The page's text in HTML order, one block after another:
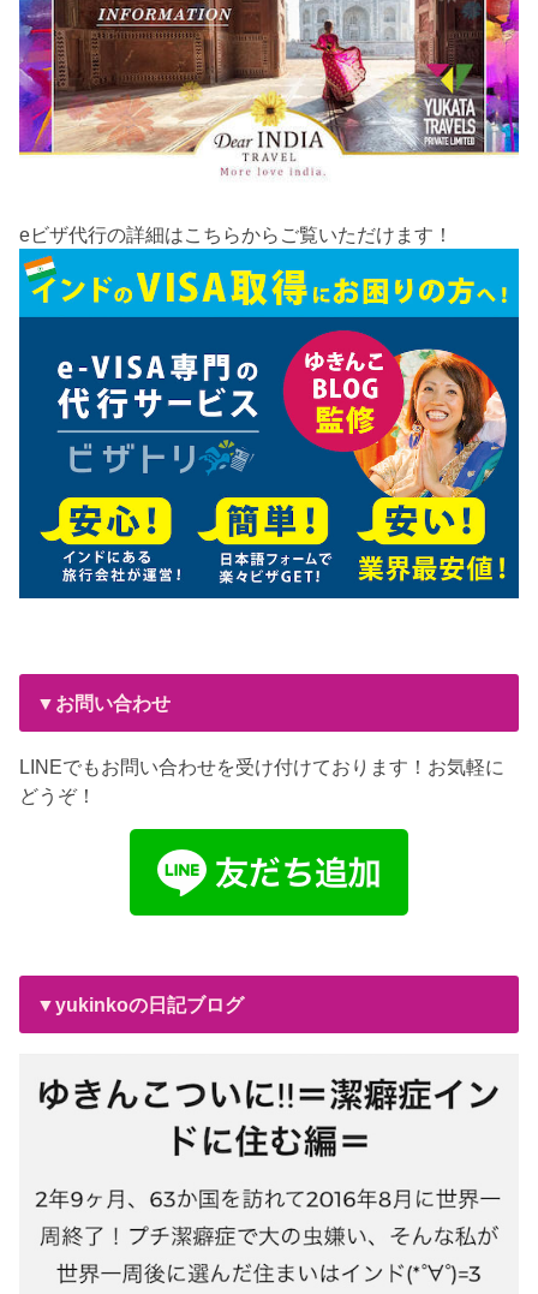
eビザ代行の詳細はこちらからご覧いただけます！
▼お問い合わせ
LINEでもお問い合わせを受け付けております！お気軽に
どうぞ！
▼yukinkoの日記ブログ